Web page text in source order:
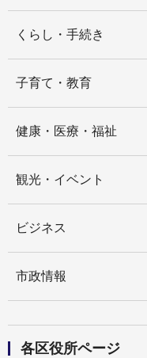
くらし・手続き
子育て・教育
健康・医療・福祉
観光・イベント
ビジネス
市政情報
各区役所ページ